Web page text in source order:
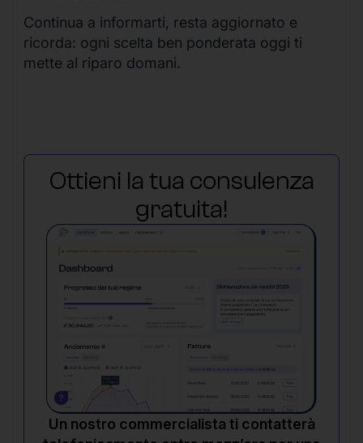
Continua a informarti, resta aggiornato e
ricorda: ogni scelta ben ponderata oggi ti
mette al riparo domani.
Ottieni la tua consulenza
gratuita!
Un nostro commercialista ti contatterà